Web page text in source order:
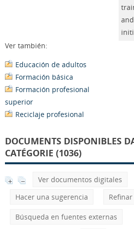
Ver también:
Educación de adultos
Formación básica
Formación profesional
superior
Reciclaje profesional
DOCUMENTS DISPONIBLES
CATÉGORIE (1036)
Ver documentos digitales
Hacer una sugerencia
Búsqueda en fuentes externas